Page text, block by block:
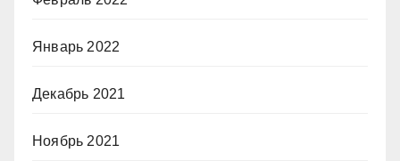
Январь 2022
Декабрь 2021
Ноябрь 2021